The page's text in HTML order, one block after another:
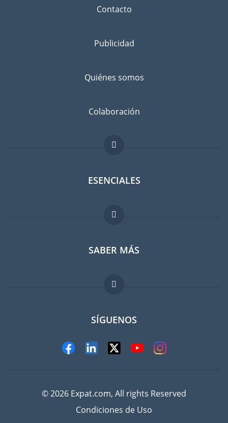
Contacto
Publicidad
Quiénes somos
Colaboración
ESENCIALES
Foro para expatriados
Guia para expatriados
Trabajos en el extranjero
SABER MÁS
FAQ
SÍGUENOS
© 2026 Expat.com, All rights Reserved
Condiciones de Uso